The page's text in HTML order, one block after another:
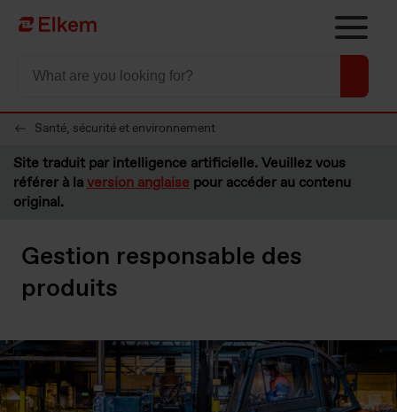
Skip to main content
Vers la page d'accueil
Santé, sécurité et environnement
Site traduit par intelligence artificielle. Veuillez vous
référer à laversion anglaise pour accéder au contenu
original.
Gestion responsable des
produits